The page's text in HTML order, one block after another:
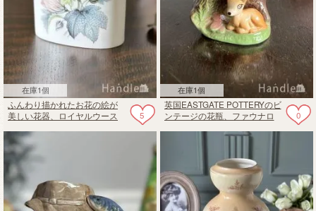
在庫1個
5
ふんわり描かれたお花の絵が
美しい花器、ロイヤルウース
在庫1個
0
英国EASTGATE POTTERYのビ
ンテージの花瓶、ファウナロ